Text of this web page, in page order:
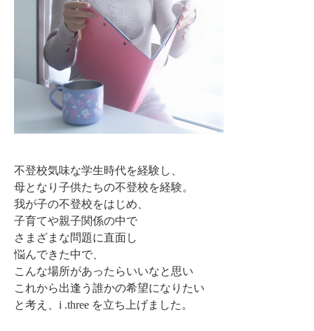
不登校気味な学生時代を経験し、
母となり子供たちの不登校を経験。
我が子の不登校をはじめ、
子育てや親子関係の中で
さまざまな問題に直面し
悩んできた中で、
こんな場所があったらいいなと思い
これから出逢う誰かの希望になりたい
と考え、i .three を立ち上げました。